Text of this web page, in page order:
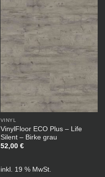
VINYL
VinylFloor ECO Plus – Life
Silent – Birke grau
52,00 €
inkl. 19 % MwSt.